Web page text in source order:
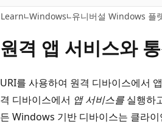
Learn Windows 유니버설 Windows 플
원격 앱 서비스와
URI를 사용하여 원격 디바이스에서
격 디바이스에서 앱 서비스를 실행하
든 Windows 기반 디바이스는 클라